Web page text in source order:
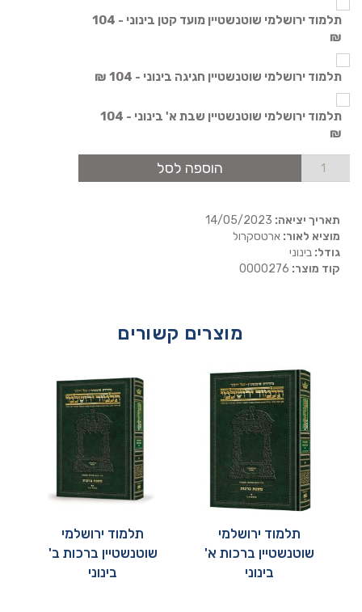
תלמוד ירושלמי שוטנשטיין מועד קטן בינוני - 104
₪
תלמוד ירושלמי שוטנשטיין חגיגה בינוני - 104 ₪
תלמוד ירושלמי שוטנשטיין שבת א' בינוני - 104
₪
הוספה לסל
תאריך יציאה:
מוציא לאור: ארטסקרול
גודל: בינוני
קוד מוצר:
מוצרים קשורים
תלמוד ירושלמי
שוטנשטיין ברכות א'
בינוני
תלמוד ירושלמי
שוטנשטיין ברכות ב'
בינוני